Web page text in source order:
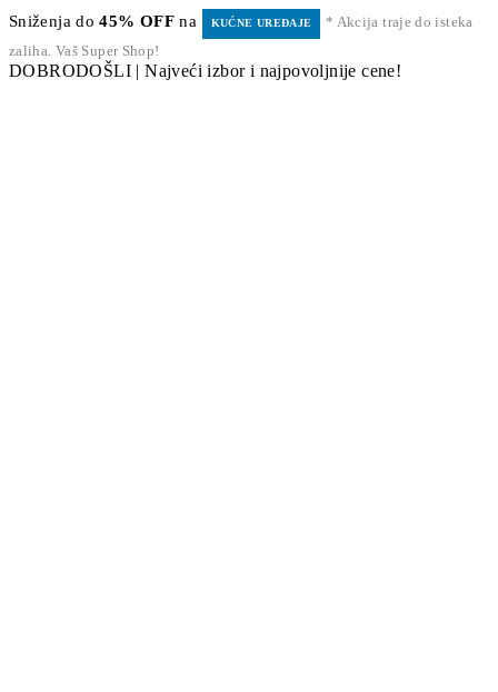
Sniženja do45% OFF na KUĆNE UREĐAJE
* Akcija traje do isteka
zaliha. Vaš Super Shop!
DOBRODOŠLI | Najveći izbor i najpovoljnije cene!